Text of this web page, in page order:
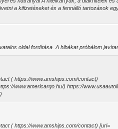
a kifizetéseket és a fennálló tartozások
oldal fordítása. A hibákat próbálom
( https://www.amships.com/contact)
www.americargo.hu/) https://
( https://www.amships.com/contact) [url=